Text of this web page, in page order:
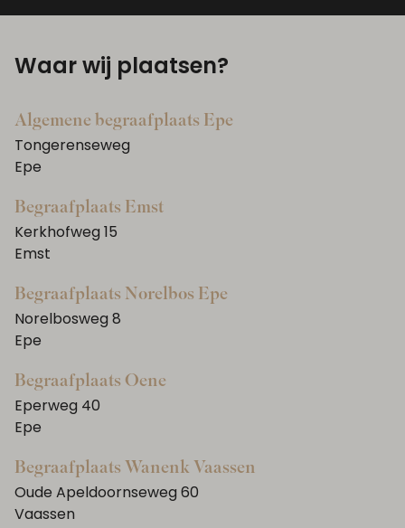
Waar wij plaatsen?
Algemene begraafplaats Epe
Tongerenseweg
Epe
Begraafplaats Emst
Kerkhofweg 15
Emst
Begraafplaats Norelbos Epe
Norelbosweg 8
Epe
Begraafplaats Oene
Eperweg 40
Epe
Begraafplaats Wanenk Vaassen
Oude Apeldoornseweg 60
Vaassen